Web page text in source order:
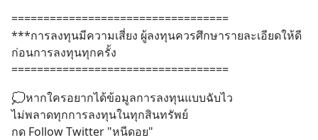
==================================
***การลงทุนมีความเสี่ยง ผู้ลงทุนควรศึกษารายละเอียดให้ดี
ก่อนการลงทุนทุกครั้ง
==================================
💭หากใครอยากได้ข้อมูลการลงทุนแบบฉับไว
ไม่พลาดทุกการลงทุนในทุกสินทรัพย์
กด Follow Twitter "หนีดอย"